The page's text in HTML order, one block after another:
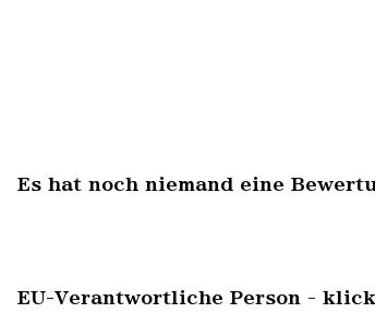
Es hat noch niemand eine
EU-Verantwortliche Person -